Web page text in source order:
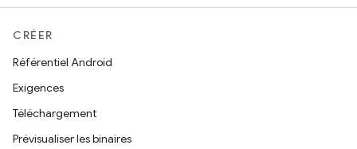
CRÉER
Référentiel Android
Exigences
Téléchargement
Prévisualiser les binaires